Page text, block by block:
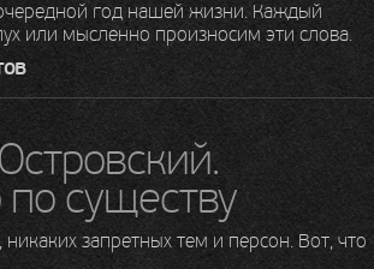
год нашей жизни. Каждый
или мысленно произносим эти слова.
по существу
никаких запретных тем и персон. Вот, что